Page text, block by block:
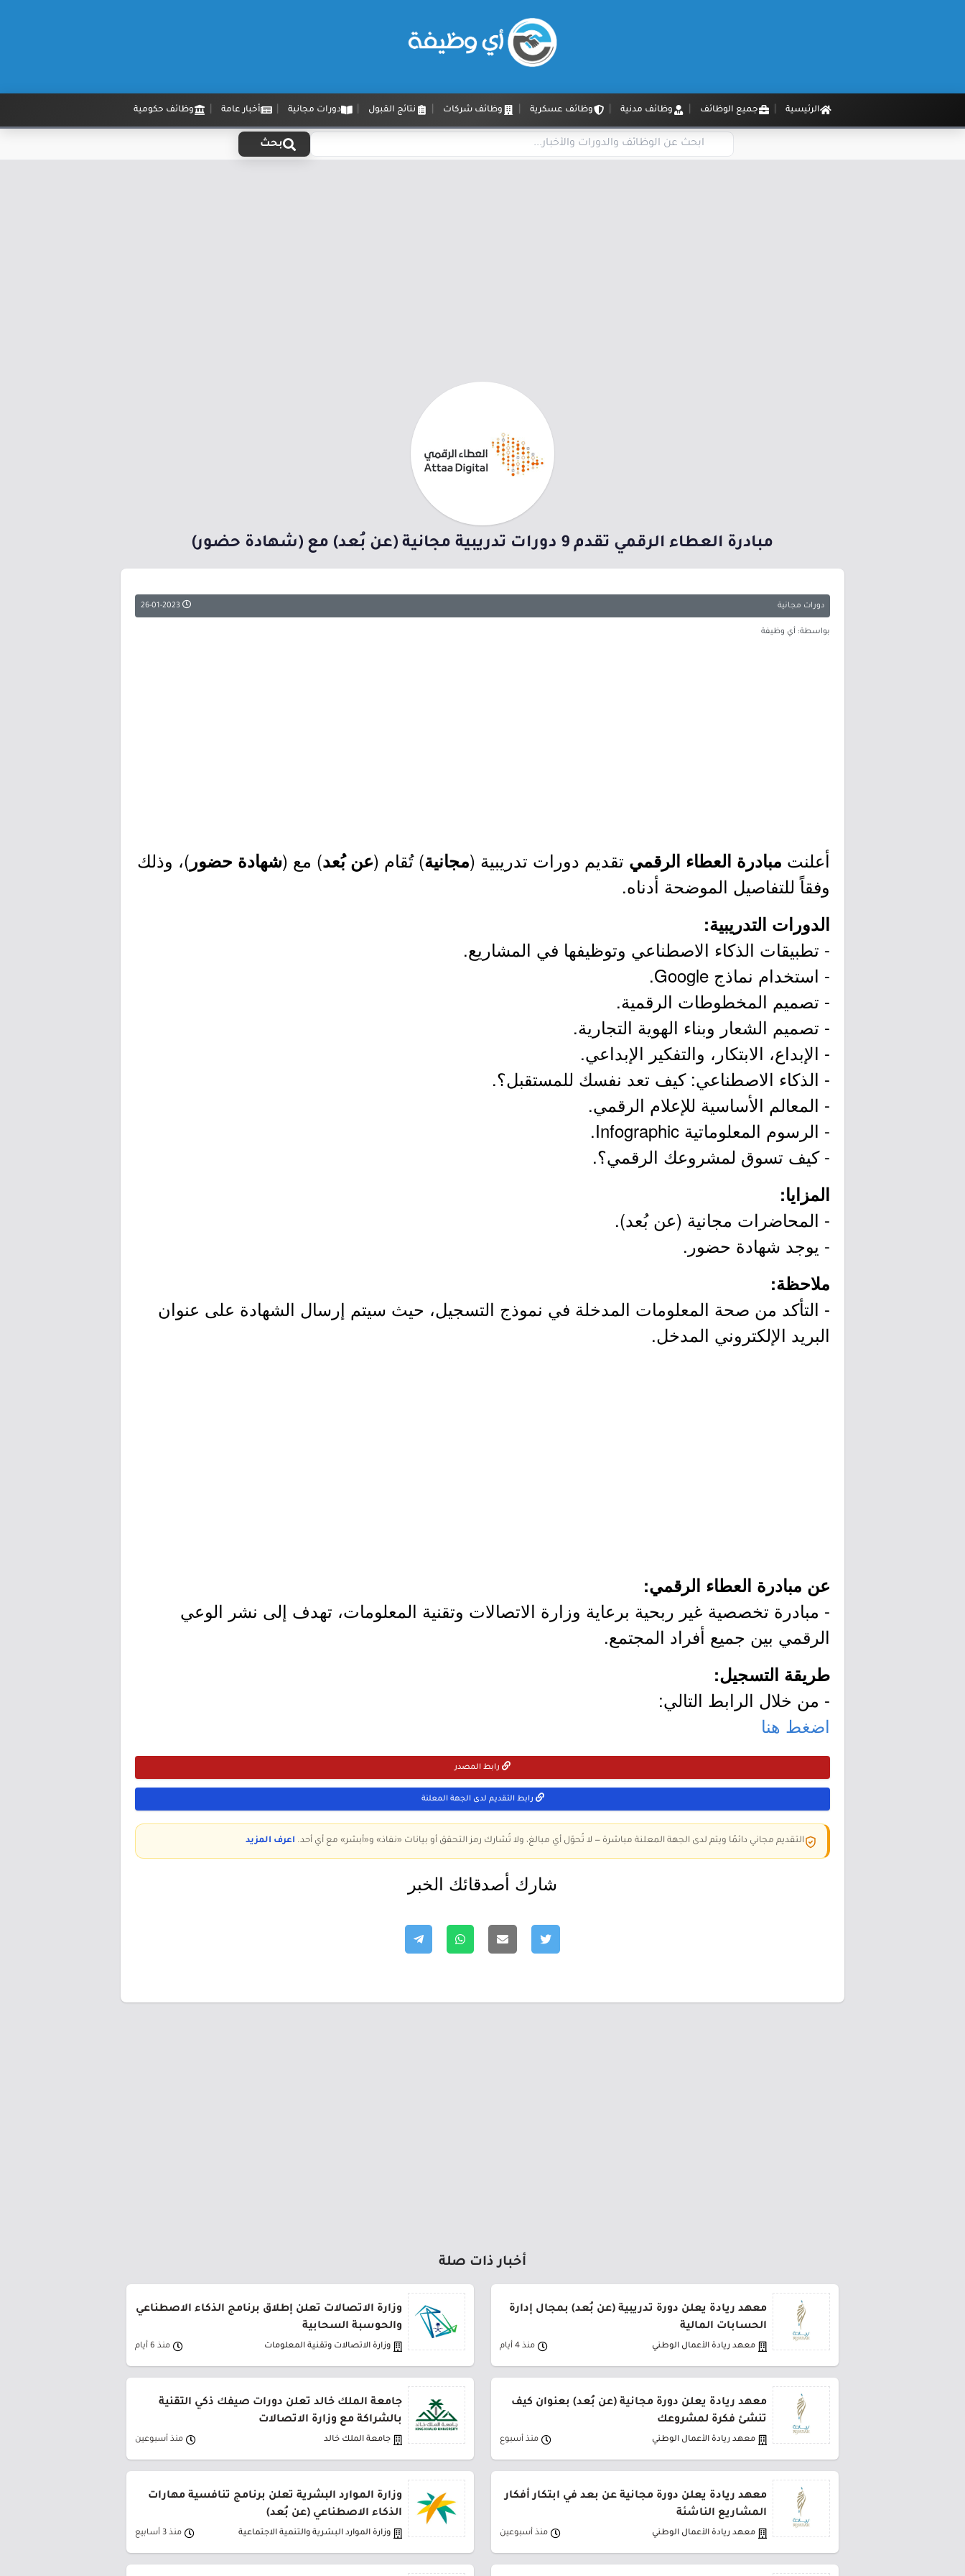
الرئيسية جميع الوظائف وظائف مدنية وظائف عسكرية وظائف شركات نتائج القبول دورات مجانية أخبار عامة وظائف حكومية
بحث
مبادرة العطاء الرقمي تقدم 9 دورات تدريبية مجانية (عن بُعد) مع (شهادة حضور)
دورات مجانية
بواسطة: أي وظيفة
أعلنت مبادرة العطاء الرقمي تقديم دورات تدريبية (مجانية) تُقام (عن بُعد) مع (شهادة حضور )، وذلك
وفقاً للتفاصيل الموضحة أدناه.
الدورات التدريبية:
- تطبيقات الذكاء الاصطناعي وتوظيفها في المشاريع.
- استخدام نماذج Google.
- تصميم المخطوطات الرقمية.
- تصميم الشعار وبناء الهوية التجارية.
- الإبداع، الابتكار، والتفكير الإبداعي.
- الذكاء الاصطناعي: كيف تعد نفسك للمستقبل؟.
- المعالم الأساسية للإعلام الرقمي.
- الرسوم المعلوماتية Infographic.
- كيف تسوق لمشروعك الرقمي؟.
المزايا:
- المحاضرات مجانية (عن بُعد).
- يوجد شهادة حضور.
ملاحظة:
- التأكد من صحة المعلومات المدخلة في نموذج التسجيل، حيث سيتم إرسال الشهادة على عنوان
البريد الإلكتروني المدخل.
عن مبادرة العطاء الرقمي:
- مبادرة تخصصية غير ربحية برعاية وزارة الاتصالات وتقنية المعلومات، تهدف إلى نشر الوعي
الرقمي بين جميع أفراد المجتمع.
طريقة التسجيل:
- من خلال الرابط التالي:
اضغط هنا
رابط المصدر
رابط التقديم لدى الجهة المعلنة
التقديم مجاني دائمًا ويتم لدى الجهة المعلنة مباشرة — لا تُحوّل أي مبالغ، ولا تُشارك رمز التحقق أو بيانات «نفاذ» و«أبشر» مع أي أحد. اعرف المزيد
شارك أصدقائك الخبر
أخبار ذات صلة
معهد ريادة يعلن دورة تدريبية (عن بُعد) بمجال إدارة
الحسابات المالية
معهد ريادة الأعمال الوطني منذ 4 أيام
وزارة الاتصالات تعلن إطلاق برنامج الذكاء الاصطناعي
والحوسبة السحابية
وزارة الاتصالات وتقنية المعلومات منذ 6 أيام
معهد ريادة يعلن دورة مجانية (عن بُعد) بعنوان كيف
تنشئ فكرة لمشروعك
معهد ريادة الأعمال الوطني منذ أسبوع
جامعة الملك خالد تعلن دورات صيفك ذكي التقنية
بالشراكة مع وزارة الاتصالات
جامعة الملك خالد منذ أسبوعين
معهد ريادة يعلن دورة مجانية عن بعد في ابتكار أفكار
المشاريع الناشئة
معهد ريادة الأعمال الوطني منذ أسبوعين
وزارة الموارد البشرية تعلن برنامج تنافسية مهارات
الذكاء الاصطناعي (عن بُعد)
وزارة الموارد البشرية والتنمية الاجتماعية منذ 3 أسابيع